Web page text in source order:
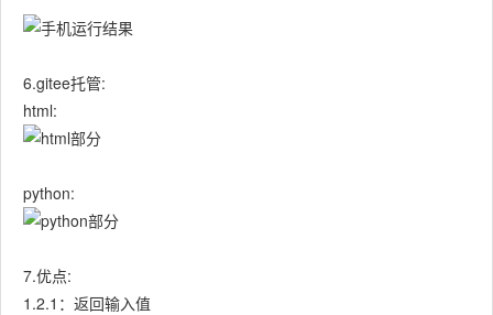
6.gitee托管:
html:
python:
7.优点:
1.2.1：返回输入值